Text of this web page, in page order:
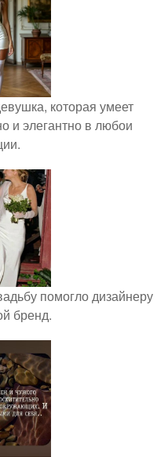
которая умеет
и элегантно в любои
помогло дизайнеру
бренд.